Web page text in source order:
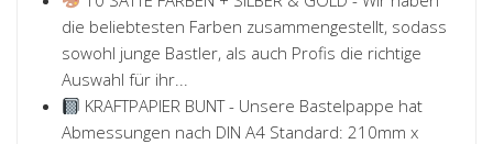
die beliebtesten Farben zusammengestellt, sodass
sowohl junge Bastler, als auch Profis die richtige
Auswahl für ihr...
KRAFTPAPIER BUNT - Unsere Bastelpappe hat
Abmessungen nach DIN A4 Standard: 210mm x